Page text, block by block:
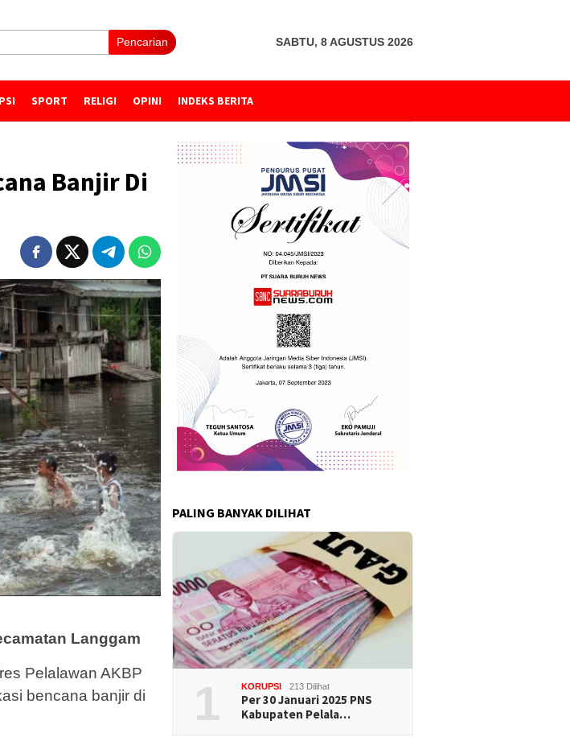
Pencarian SABTU, 8 AGUSTUS 2026
SPORT RELIGI OPINI INDEKS BERITA
Banjir Di
Langgam
Pelalawan AKBP
bencana banjir di
PALING BANYAK DILIHAT
1 KORUPSI 213 Dilihat
Per 30 Januari 2025 PNS
Kabupaten Pelala…